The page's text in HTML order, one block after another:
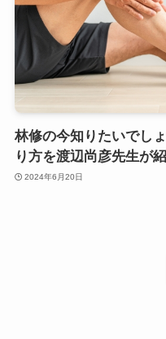
林修の今知りたいでし
り方を渡辺尚彦先生が
2024年6月20日